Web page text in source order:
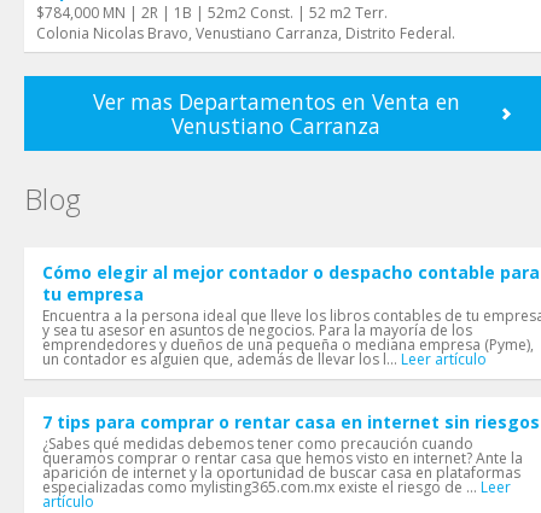
$784,000 MN | 2R | 1B | 52m2 Const. | 52 m2 Terr.
Colonia Nicolas Bravo, Venustiano Carranza, Distrito Federal.
Ver mas Departamentos en Venta en
Venustiano Carranza
Blog
Cómo elegir al mejor contador o despacho contable para
tu empresa
Encuentra a la persona ideal que lleve los libros contables de tu
y sea tu asesor en asuntos de negocios. Para la mayoría de los
emprendedores y dueños de una pequeña o mediana empresa (Pyme),
un contador es alguien que, además de llevar los l... Leer artículo
7 tips para comprar o rentar casa en internet sin riesgos
¿Sabes qué medidas debemos tener como precaución cuando
queramos comprar o rentar casa que hemos visto en internet? Ante la
aparición de internet y la oportunidad de buscar casa en plataformas
especializadas como mylisting365.com.mx existe el riesgo de ... Leer
artículo